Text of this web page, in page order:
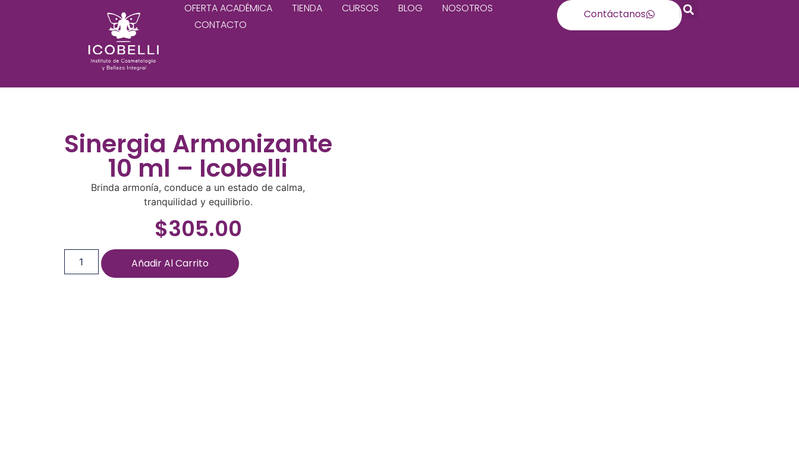
OFERTA ACADÉMICA TIENDA CURSOS BLOG
NOSOTROS
CONTACTO
Contáctanos
Sinergia Armonizante
10 ml – Icobelli
Brinda armonía, conduce a un estado de calma,
tranquilidad y equilibrio.
$305.00
Añadir Al Carrito